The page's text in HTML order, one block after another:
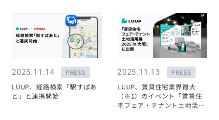
2025.11.14 PRESS
LUUP、経路検索「駅すぱあ
と」と連携開始
2025.11.13 PRESS
LUUP、賃貸住宅業界最大
（※1）のイベント￼「賃貸住
宅フェア・テナント土地活用